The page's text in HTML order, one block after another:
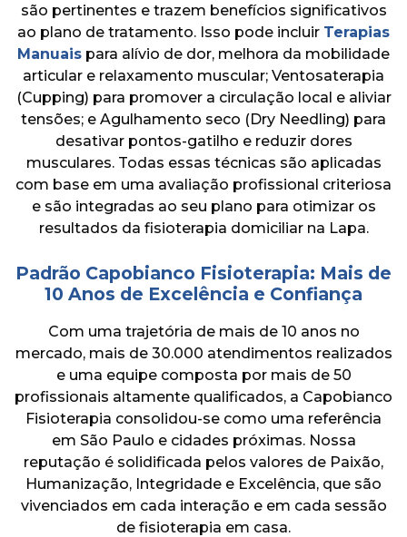
são pertinentes e trazem benefícios significativos
ao plano de tratamento. Isso pode incluir Terapias
Manuais para alívio de dor, melhora da mobilidade
articular e relaxamento muscular; Ventosaterapia
(Cupping) para promover a circulação local e aliviar
tensões; e Agulhamento seco (Dry Needling) para
desativar pontos-gatilho e reduzir dores
musculares. Todas essas técnicas são aplicadas
com base em uma avaliação profissional criteriosa
e são integradas ao seu plano para otimizar os
resultados da fisioterapia domiciliar na Lapa.
Padrão Capobianco Fisioterapia: Mais de
10 Anos de Excelência e Confiança
Com uma trajetória de mais de 10 anos no
mercado, mais de 30.000 atendimentos realizados
e uma equipe composta por mais de 50
profissionais altamente qualificados, a Capobianco
Fisioterapia consolidou-se como uma referência
em São Paulo e cidades próximas. Nossa
reputação é solidificada pelos valores de Paixão,
Humanização, Integridade e Excelência, que são
vivenciados em cada interação e em cada sessão
de fisioterapia em casa.